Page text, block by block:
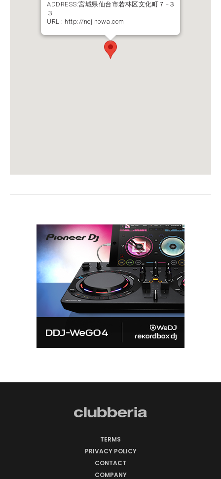
ADDRESS:宮城県仙台市若林区文化町７−３
３
URL : http://nejinowa.com
TERMS
PRIVACY POLICY
CONTACT
COMPANY